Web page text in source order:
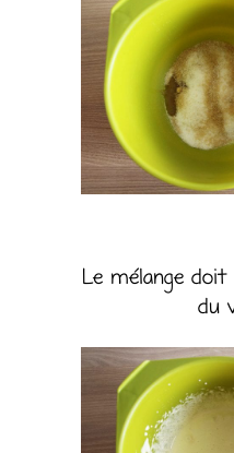
Le mélange
du